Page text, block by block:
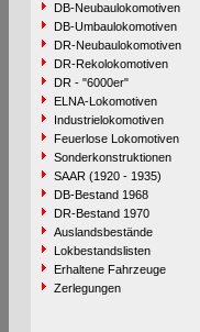
DB-Neubaulokomotiven
DB-Umbaulokomotiven
DR-Neubaulokomotiven
DR-Rekolokomotiven
DR - "6000er"
ELNA-Lokomotiven
Industrielokomotiven
Feuerlose Lokomotiven
Sonderkonstruktionen
SAAR (1920 - 1935)
DB-Bestand 1968
DR-Bestand 1970
Auslandsbestände
Lokbestandslisten
Erhaltene Fahrzeuge
Zerlegungen